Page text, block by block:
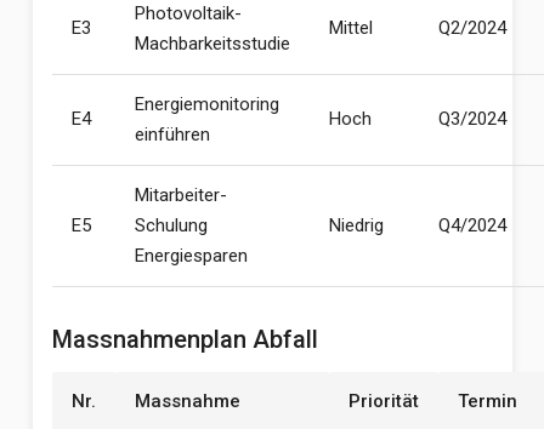
E3
Photovoltaik-
Machbarkeitsstudie
Mittel Q2/2024
E4
Energiemonitoring
einführen
Hoch Q3/2024
E5
Mitarbeiter-
Schulung
Energiesparen
Niedrig Q4/2024
Massnahmenplan Abfall
Nr. Massnahme Priorität Termin